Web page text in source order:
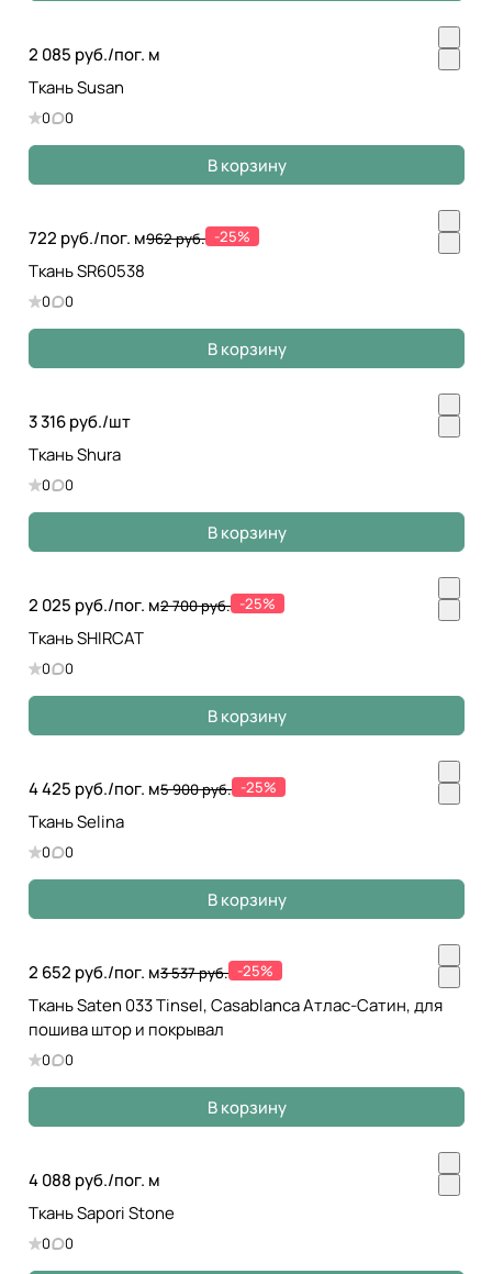
2 085 руб./пог. м
Ткань Susan
0 0
В корзину
722 руб./пог. м962 руб. -25%
Ткань SR60538
0 0
В корзину
3 316 руб./шт
Ткань Shura
0 0
В корзину
2 025 руб./пог. м2 700 руб. -25%
Ткань SHIRCAT
0 0
В корзину
4 425 руб./пог. м5 900 руб. -25%
Ткань Selina
0 0
В корзину
2 652 руб./пог. м3 537 руб. -25%
Ткань Saten 033 Tinsel, Casablanca Атлас-Сатин, для
пошива штор и покрывал
0 0
В корзину
4 088 руб./пог. м
Ткань Sapori Stone
0 0